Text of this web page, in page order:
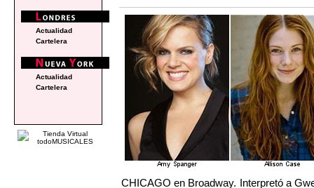
CHICAGO en Broadway. Interpretó a
Actualidad
Cartelera
Actualidad
Cartelera